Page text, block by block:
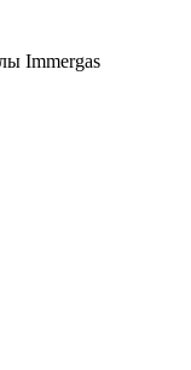
Immergas